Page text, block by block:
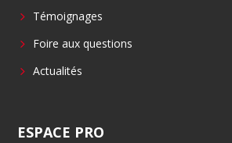
Témoignages
Foire aux questions
Actualités
ESPACE PRO